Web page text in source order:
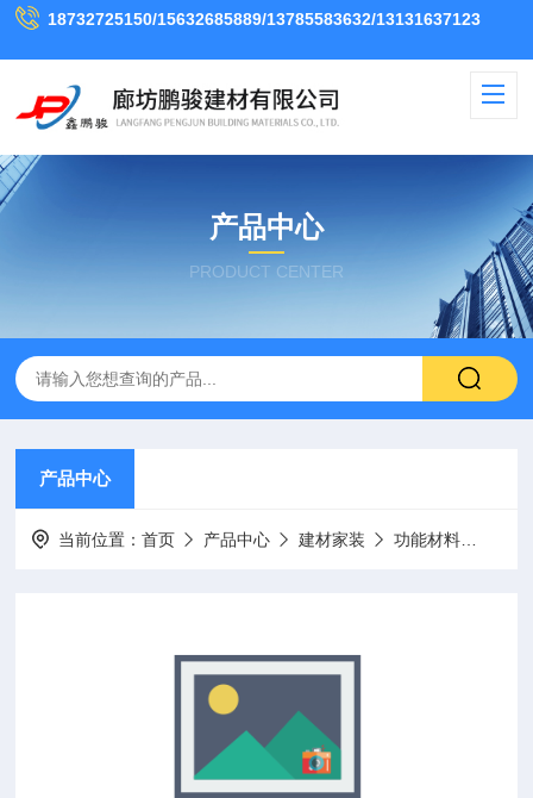
18732725150/15632685889/13785583632/13131637123
产品中心
PRODUCT CENTER
产品中心
当前位置：首页 产品中心 建材家装 功能材料